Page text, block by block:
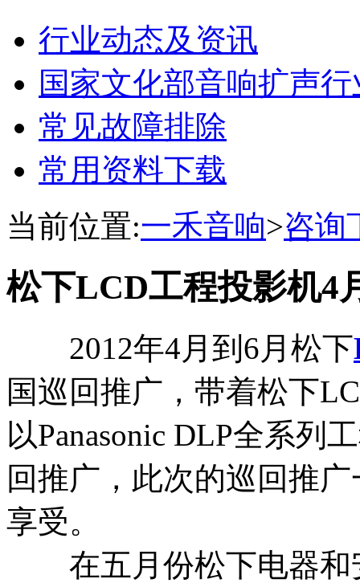
行业动态及资讯
国家文化部音响扩声
常见故障排除
常用资料下载
当前位置:一禾音响>咨询
松下LCD工程投影机4
2012年4月到6月松下
国巡回推广，带着松下
以Panasonic DLP全系列
回推广，此次的巡回推
享受。
在五月份松下电器和